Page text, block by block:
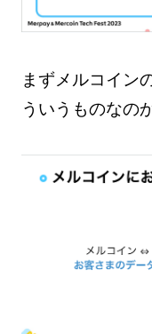
まずメルコイン
ういうものなの